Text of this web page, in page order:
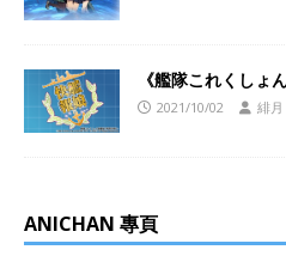
《艦隊これくしょ
2021/10/02 緋月
ANICHAN 專頁